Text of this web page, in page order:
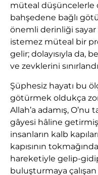
müteal düşüncelerle
bahşedene bağlı
önemli derinliği sayar
istemez müteal bir
gelir; dolayısıyla da,
ve zevklerini
Şüphesiz hayatı bu
götürmek oldukça
Allah’a adamış, O’nu
gâyesi hâline
insanların kalb
kapısının
hareketiyle gelip-
buluşturmaya